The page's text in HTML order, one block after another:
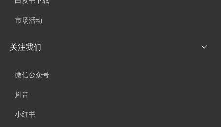
市场活动
关注我们
微信公众号
抖音
小红书